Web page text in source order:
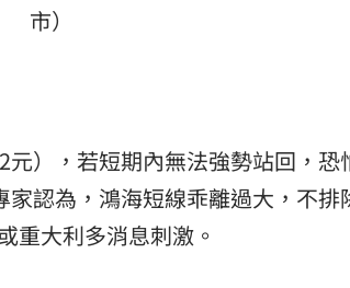
市）
），若短期內無法強勢站回，恐
認為，鴻海短線乖離過大，不排
重大利多消息刺激。